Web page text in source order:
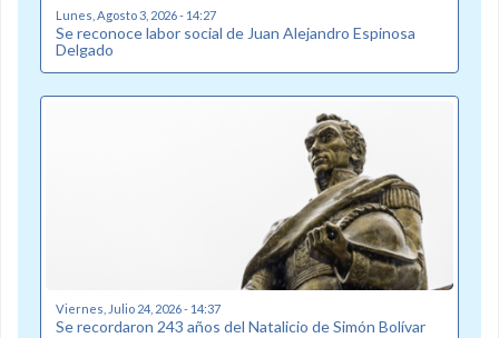
Lunes, Agosto 3, 2026 - 14:27
Se reconoce labor social de Juan Alejandro Espinosa
Delgado
Viernes, Julio 24, 2026 - 14:37
Se recordaron 243 años del Natalicio de Simón Bolívar